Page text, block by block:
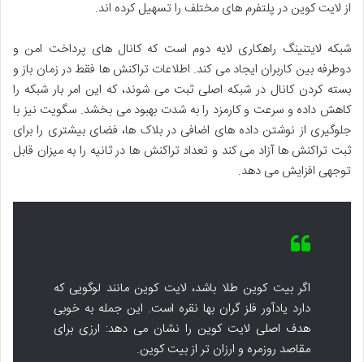
از لایت کوین در پلتفرم های مختلف را تسهیل کرده اند.
شبکه لایتنینگ راهکاری لایه دوم است که کانال های پرداخت امن و
دوطرفه بین کاربران ایجاد می کند. اطلاعات تراکنش ها فقط در زمان باز و
بسته کردن کانال در شبکه اصلی ثبت می شوند، که این امر بار شبکه را
کاهش داده و سرعت و کارمزد را به شدت بهبود می بخشد. سگویت نیز با
جلوگیری از نوشتن داده های اضافی در بلاک ها، فضای بیشتری را برای
ثبت تراکنش ها آزاد می کند و تعداد تراکنش ها در ثانیه را به میزان قابل
توجهی افزایش می دهد.
اگر بیت کوین طلا باشد، لایت کوین مانند لوگویی که
دارد یادآور فلز گران بها نقره است. این جمله به خوبی
هدف اصلی لایت کوین را نشان می دهد: ارزی برای
مقاصد روزمره و ارزان تر از بیت کوین.